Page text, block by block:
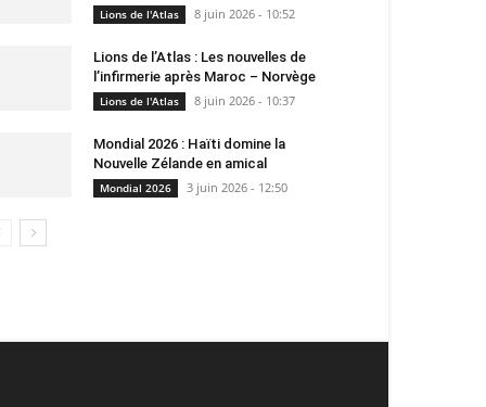
Lions de l'Atlas 8 juin 2026 - 10:52
Lions de l’Atlas : Les nouvelles de
l’infirmerie après Maroc – Norvège
Lions de l'Atlas 8 juin 2026 - 10:37
Mondial 2026 : Haïti domine la
Nouvelle Zélande en amical
Mondial 2026 3 juin 2026 - 12:50